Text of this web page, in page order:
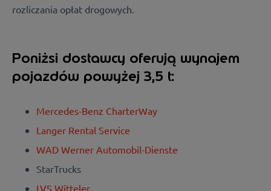
rozliczania opłat drogowych.
Poniżsi dostawcy oferują wynajem
pojazdów powyżej 3,5 t:
Mercedes-Benz CharterWay
Langer Rental Service
WAD Werner Automobil-Dienste
StarTrucks
LVS Witteler